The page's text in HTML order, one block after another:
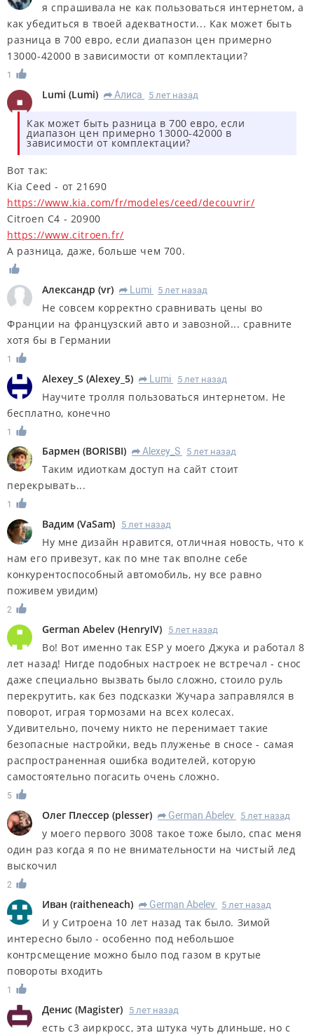
я спрашивала не как пользоваться интернетом, а
как убедиться в твоей адекватности... Как может быть
разница в 700 евро, если диапазон цен примерно
13000-42000 в зависимости от комплектации?
1
Lumi (Lumi) R Алиса 5 лет назад
Как может быть разница в 700 евро, если
диапазон цен примерно 13000-42000 в
зависимости от комплектации?
Вот так:
Kia Ceed - от 21690
https://www.kia.com/fr/modeles/ceed/decouvrir/
Citroen C4 - 20900
https://www.citroen.fr/
А разница, даже, больше чем 700.
Александр (vr) R Lumi 5 лет назад
Не совсем корректно сравнивать цены во
Франции на французский авто и завозной... сравните
хотя бы в Германии
1
Alexey_S (Alexey_5) R Lumi 5 лет назад
Научите тролля пользоваться интернетом. Не
бесплатно, конечно
1
Бармен (BORISBI) R Alexey_S 5 лет назад
Таким идиоткам доступ на сайт стоит
перекрывать...
1
Вадим (VaSam) 5 лет назад
Ну мне дизайн нравится, отличная новость, что к
нам его привезут, как по мне так вполне себе
конкурентоспособный автомобиль, ну все равно
поживем увидим)
2
German Abelev (HenryIV) 5 лет назад
Во! Вот именно так ESP у моего Джука и работал 8
лет назад! Нигде подобных настроек не встречал - снос
даже специально вызвать было сложно, стоило руль
перекрутить, как без подсказки Жучара заправлялся в
поворот, играя тормозами на всех колесах.
Удивительно, почему никто не перенимает такие
безопасные настройки, ведь плуженье в сносе - самая
распространенная ошибка водителей, которую
самостоятельно погасить очень сложно.
5
Олег Плессер (plesser) R German Abelev 5 лет назад
у моего первого 3008 такое тоже было, спас меня
один раз когда я по не внимательности на чистый лед
выскочил
2
Иван (raitheneach) R German Abelev 5 лет назад
И у Ситроена 10 лет назад так было. Зимой
интересно было - особенно под небольшое
контрсмещение можно было под газом в крутые
повороты входить
1
Денис (Magister) 5 лет назад
есть с3 аиркросс, эта штука чуть длиньше, но с